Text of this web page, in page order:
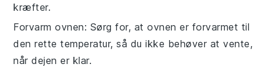
kræfter.
Forvarm ovnen: Sørg for, atovnen er forvarmet til
den rette temperatur, så du ikke behøver at vente,
når dejen er klar.